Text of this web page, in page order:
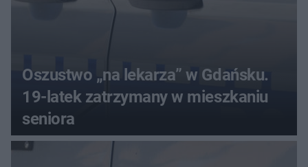
Oszustwo „na lekarza” w Gdańsku.
19-latek zatrzymany w mieszkaniu
seniora